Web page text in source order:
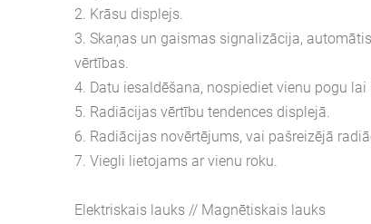
2. Krāsu displejs.
3. Skaņas un gaismas signalizācija,
vērtības.
4. Datu iesaldēšana, nospiediet vienu pogu
5. Radiācijas vērtību tendences displejā.
6. Radiācijas novērtējums, vai pašreizējā
7. Viegli lietojams ar vienu roku.
Elektriskais lauks // Magnētiskais lauks